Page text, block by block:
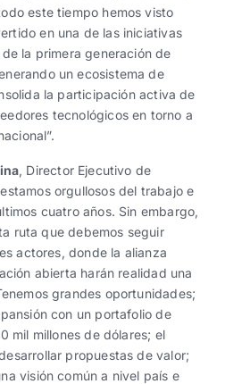
este tiempo hemos visto
en una de las iniciativas
la primera generación de
un ecosistema de
la participación activa de
tecnológicos en torno a
, Director Ejecutivo de
orgullosos del trabajo e
cuatro años. Sin embargo,
ruta que debemos seguir
actores, donde la alianza
abierta harán realidad una
grandes oportunidades;
con un portafolio de
mil millones de dólares; el
propuestas de valor;
visión común a nivel país e